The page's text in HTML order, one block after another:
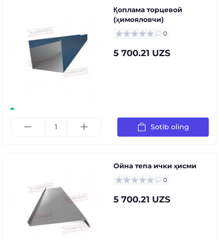
Қоплама торцевой
(ҳимояловчи)
0
5 700.21 UZS
Sotib oling
Ойна тепа ички қисми
0
5 700.21 UZS